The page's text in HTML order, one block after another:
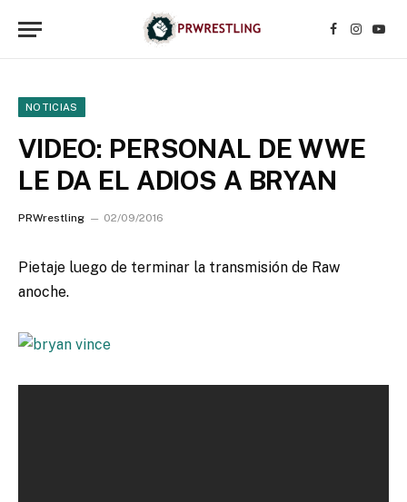
Facebook
NOTICIAS
VIDEO: PERSONAL DE WWE
LE DA EL ADIOS A BRYAN
PRWrestling 02/09/2016
Pietaje luego de terminar la transmisión de Raw
anoche.